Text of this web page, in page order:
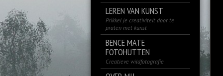
LEREN VAN KUNST
Prikkel je creativiteit door te
praten met kunst
BENCE MATE
FOTOHUTTEN
Creatieve wildfotografie